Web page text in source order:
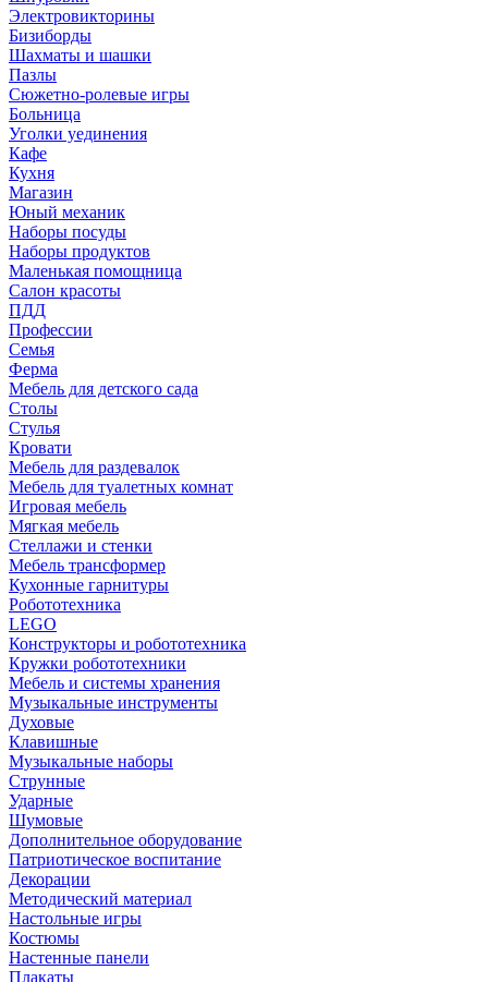
Электровикторины
Бизиборды
Шахматы и шашки
Пазлы
Сюжетно-ролевые игры
Больница
Уголки уединения
Кафе
Кухня
Магазин
Юный механик
Наборы посуды
Наборы продуктов
Маленькая помощница
Салон красоты
ПДД
Профессии
Семья
Ферма
Мебель для детского сада
Столы
Cтулья
Кровати
Мебель для раздевалок
Мебель для туалетных комнат
Игровая мебель
Мягкая мебель
Стеллажи и стенки
Мебель трансформер
Кухонные гарнитуры
Робототехника
LEGO
Конструкторы и робототехника
Кружки робототехники
Мебель и системы хранения
Музыкальные инструменты
Духовые
Клавишные
Музыкальные наборы
Струнные
Ударные
Шумовые
Дополнительное оборудование
Патриотическое воспитание
Декорации
Методический материал
Настольные игры
Костюмы
Настенные панели
Плакаты